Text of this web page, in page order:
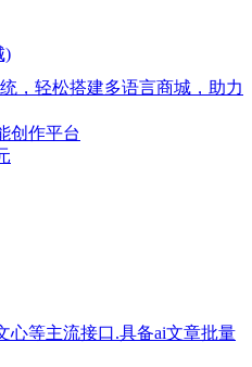
)
，轻松搭建多语言商城，助力
创作平台
心等主流接口.具备ai文章批量